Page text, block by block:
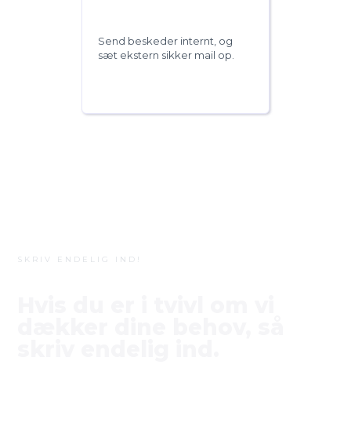
Send beskeder internt, og
sæt ekstern sikker mail op.
SKRIV ENDELIG IND!